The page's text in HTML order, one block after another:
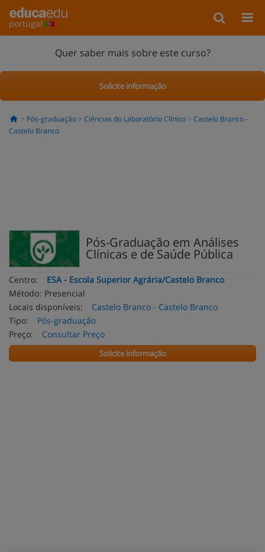
portugal
Quer saber mais sobre este curso?
Solicite informação
Pós-graduação Ciências do Laboratório Clínico
Castelo Branco -
Castelo Branco
Pós-Graduação em Análises
Clínicas e de Saúde Pública
Centro:
ESA - Escola Superior Agrária/Castelo Branco
Método: Presencial
Locais disponíveis:
Castelo Branco - Castelo Branco
Tipo:
Pós-graduação
Preço:
Consultar Preço
Solicite informação